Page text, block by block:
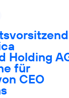
Holding
für
CEO